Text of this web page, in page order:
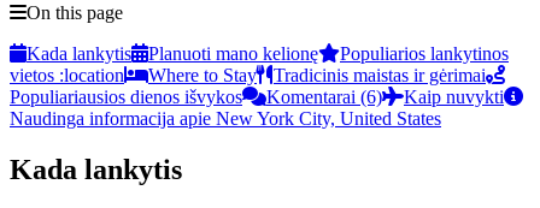
On this page
Kada lankytis
Planuoti mano kelionę
Populiarios lankytinos
vietos :location
Where to Stay
Tradicinis maistas ir gėrimai
Populiariausios dienos išvykos
Komentarai (6)
Kaip nuvykti
Naudinga informacija apie New York City, United States
Kada lankytis